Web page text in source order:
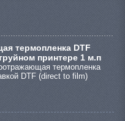
термопленка DTF
принтере 1 м.п
термопленка
DTF (direct to film)